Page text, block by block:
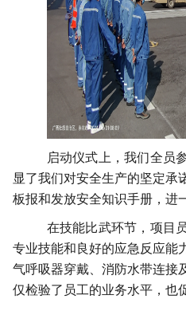
启动仪式上，我们全员
显了我们对安全生产的坚定承
板报和发放安全知识手册，进
在技能比武环节，项目
专业技能和良好的应急反应能
气呼吸器穿戴、消防水带连接
仅检验了员工的业务水平，也